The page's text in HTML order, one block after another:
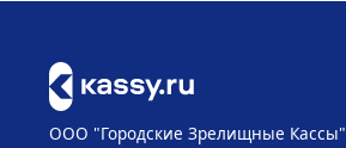
ООО "Городские Зрелищные Кассы"